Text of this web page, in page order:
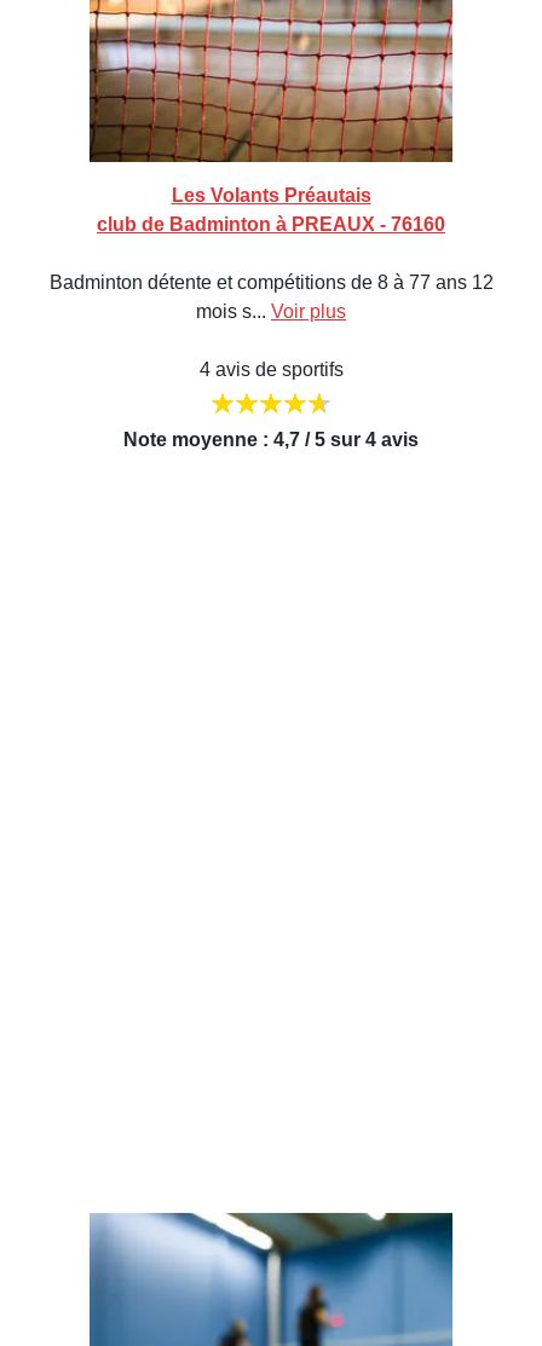
Les Volants Préautais
club de Badminton à PREAUX - 76160
Badminton détente et compétitions de 8 à 77 ans 12
mois s... Voir plus
4 avis de sportifs
Note moyenne : 4,7 / 5 sur 4 avis